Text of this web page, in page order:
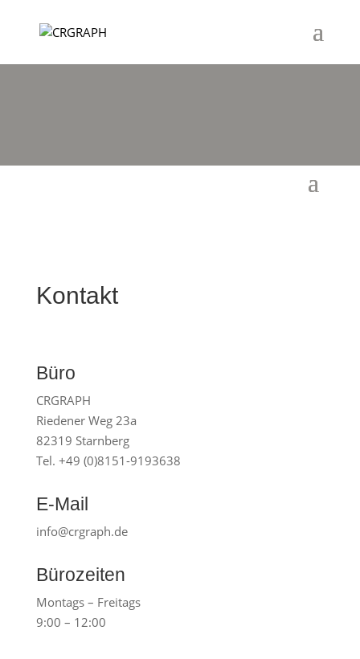
Kontakt
Büro
CRGRAPH
Riedener Weg 23a
82319 Starnberg
Tel. +49 (0)8151-9193638
E-Mail
info@crgraph.de
Bürozeiten
Montags – Freitags
9:00 – 12:00